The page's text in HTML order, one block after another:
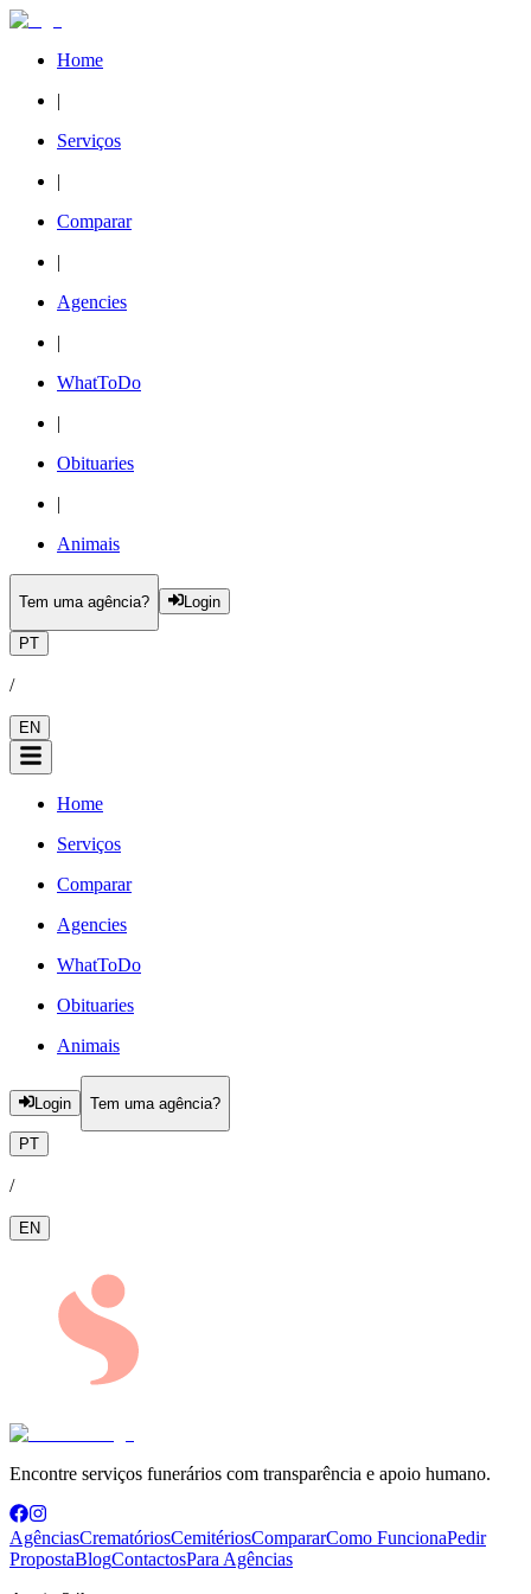
Home
|
Serviços
|
Comparar
|
Agencies
|
WhatToDo
|
Obituaries
|
Animais
Tem uma agência? Login
PT
/
EN
Home
Serviços
Comparar
Agencies
WhatToDo
Obituaries
Animais
Login Tem uma agência?
PT
/
EN
Encontre serviços funerários com transparência e apoio humano.
AgênciasCrematóriosCemitériosCompararComo FuncionaPedir
PropostaBlogContactosPara Agências